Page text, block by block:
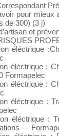
pour mieux
de 300) (3 j)
et
éléctrique
éléctrique :
Formapelec
éléctrique :
éléctrique :
éléctrique :
—